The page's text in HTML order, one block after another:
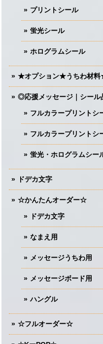
プリントシール
蛍光シール
ホログラムシール
★オプション★うちわ材
◎応援メッセージ｜シール
フルカラープリントシ
フルカラープリントシ
蛍光・ホログラムシー
ドデカ文字
☆かんたんオーダー☆
ドデカ文字
なまえ用
メッセージうちわ用
メッセージボード用
ハングル
☆フルオーダー☆